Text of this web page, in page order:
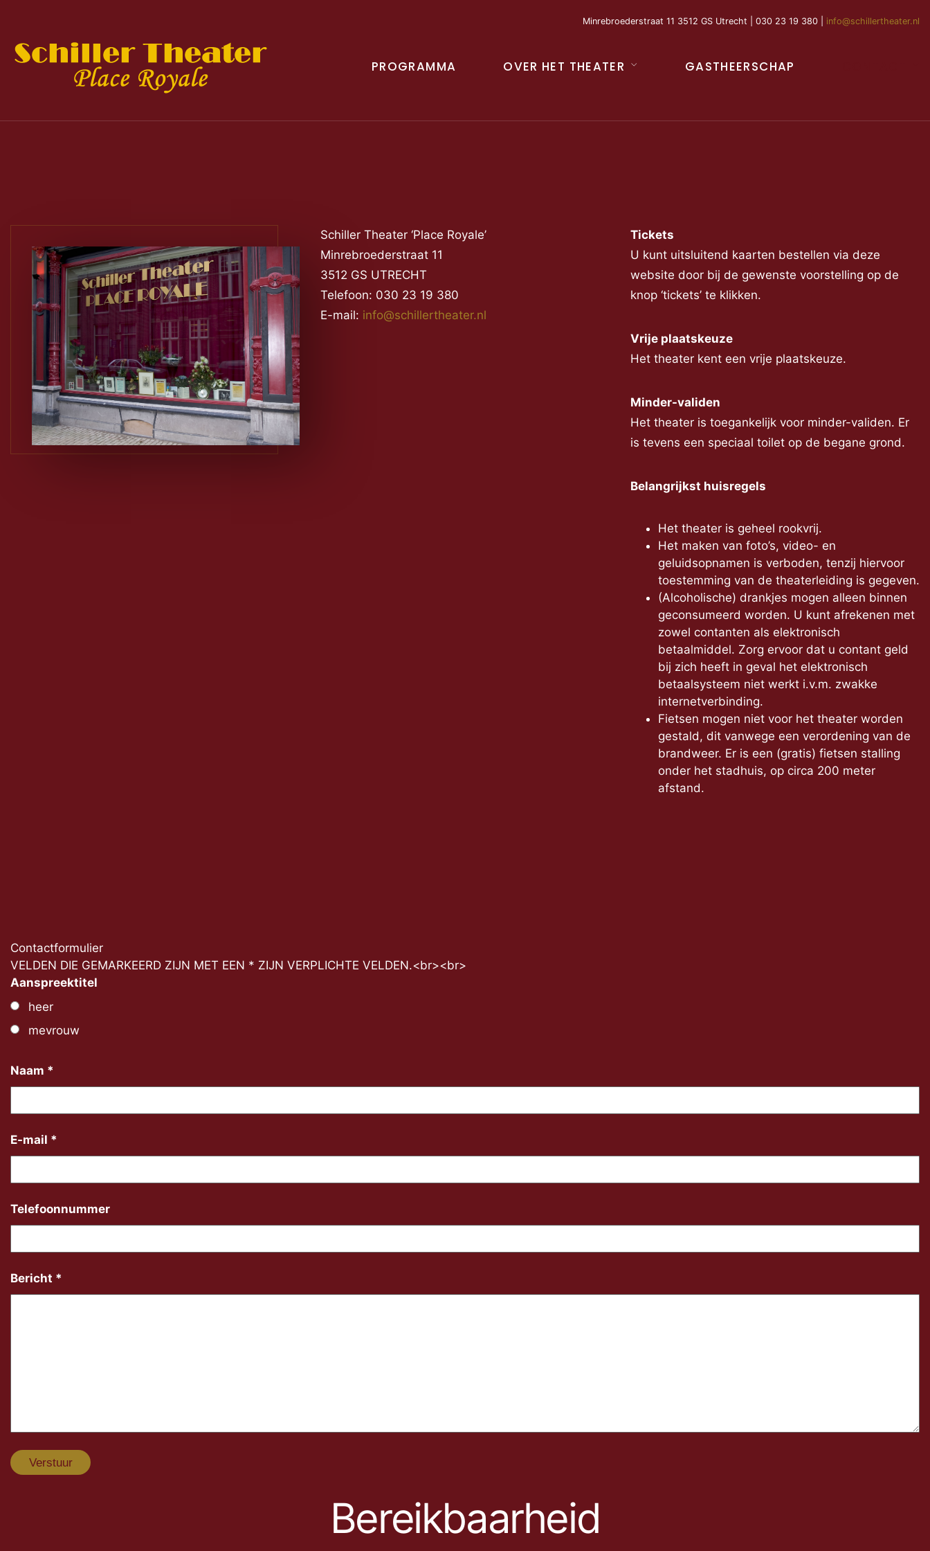
Minrebroederstraat 11 3512 GS Utrecht | 030 23 19 380 | info@schillertheater.nl
PROGRAMMA OVER HET THEATER GASTHEERSCHAP
Schiller Theater ‘Place Royale’
Minrebroederstraat 11
3512 GS UTRECHT
Telefoon: 030 23 19 380
E-mail: info@schillertheater.nl
Tickets
U kunt uitsluitend kaarten bestellen via deze
website door bij de gewenste voorstelling op de
knop ‘tickets’ te klikken.
Vrije plaatskeuze
Het theater kent een vrije plaatskeuze.
Minder-validen
Het theater is toegankelijk voor minder-validen. Er
is tevens een speciaal toilet op de begane grond.
Belangrijkst huisregels
Het theater is geheel rookvrij.
Het maken van foto’s, video- en
geluidsopnamen is verboden, tenzij hiervoor
toestemming van de theaterleiding is gegeven.
(Alcoholische) drankjes mogen alleen binnen
geconsumeerd worden. U kunt afrekenen met
zowel contanten als elektronisch
betaalmiddel. Zorg ervoor dat u contant geld
bij zich heeft in geval het elektronisch
betaalsysteem niet werkt i.v.m. zwakke
internetverbinding.
Fietsen mogen niet voor het theater worden
gestald, dit vanwege een verordening van de
brandweer. Er is een (gratis) fietsen stalling
onder het stadhuis, op circa 200 meter
afstand.
Contactformulier
VELDEN DIE GEMARKEERD ZIJN MET EEN * ZIJN VERPLICHTE VELDEN.<br><br>
Aanspreektitel
heer
mevrouw
Naam *
E-mail *
Telefoonnummer
Bericht *
Bereikbaarheid